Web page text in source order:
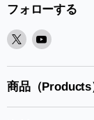
フォローする
X
見
つ
Youtube
見
つ
商品（Products